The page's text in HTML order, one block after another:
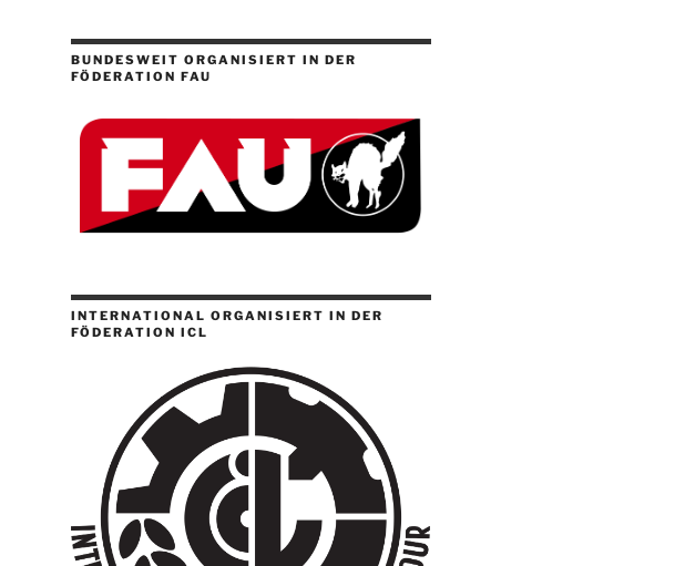
BUNDESWEIT ORGANISIERT IN DER
FÖDERATION FAU
INTERNATIONAL ORGANISIERT IN DER
FÖDERATION ICL